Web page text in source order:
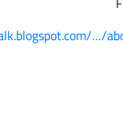
…/